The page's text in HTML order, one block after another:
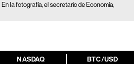
En la fotografía, el secretario de Economía,
NASDAQ BTC/USD